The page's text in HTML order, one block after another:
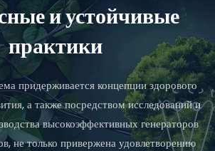
и устойчивые
практики
придерживается концепции здорового
а также посредством исследований и
высокоэффективных генераторов
не только привержена удовлетворению